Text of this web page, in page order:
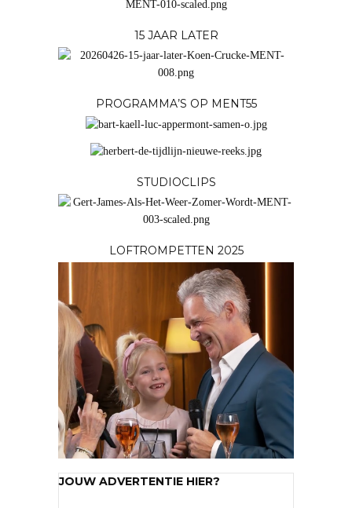
15 JAAR LATER
PROGRAMMA’S OP MENT55
STUDIOCLIPS
LOFTROMPETTEN 2025
JOUW ADVERTENTIE HIER?